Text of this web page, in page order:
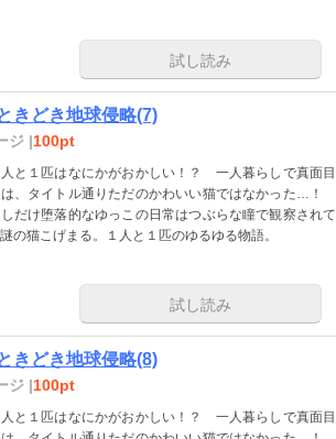
試し読み
きどき地球侵略(7)
ジ |100pt
人と１匹はなにかがおかしい！？ 一人暮らしで真面
、タイトル通りただのかわいい猫ではなかった…！
だけ堕落的なゆっこの日常はつぶらな瞳で観察され
の猫こげまる。１人と１匹のゆるゆる物語。
試し読み
きどき地球侵略(8)
ジ |100pt
人と１匹はなにかがおかしい！？ 一人暮らしで真面